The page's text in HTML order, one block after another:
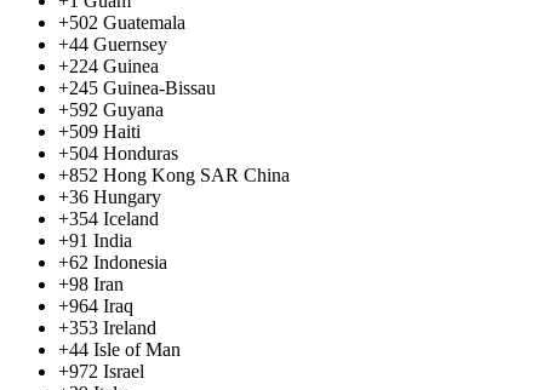
+502 Guatemala
+44 Guernsey
+224 Guinea
+245 Guinea-Bissau
+592 Guyana
+509 Haiti
+504 Honduras
+852 Hong Kong SAR China
+36 Hungary
+354 Iceland
+91 India
+62 Indonesia
+98 Iran
+964 Iraq
+353 Ireland
+44 Isle of Man
+972 Israel